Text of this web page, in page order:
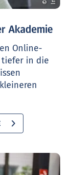
Akademie
Online-
tiefer in die